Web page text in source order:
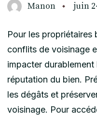
Manon juin
Pour les propriétaires
conflits de voisinage
impacter
réputation du bien.
les dégâts et
voisinage. Pour